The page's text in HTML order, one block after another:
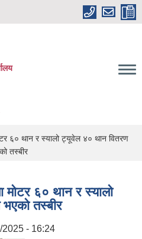
६० थान र स्यालो ट्यूवेल ४० थान वितरण
तस्बीर
६० थान र स्यालो
तस्बीर
- 16:24